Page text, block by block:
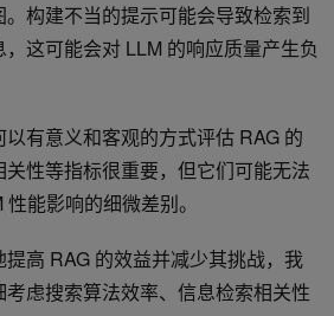
构建不当的提示可能会导致检索到
这可能会对 LLM 的响应质量产生负
有意义和客观的方式评估 RAG 的
性等指标很重要，但它们可能无法
能影响的细微差别。
高 RAG 的效益并减少其挑战，我
虑搜索算法效率、信息检索相关性